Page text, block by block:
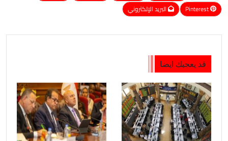
Pinterest
البريد الإلكتروني
قد يعجبك ايضا